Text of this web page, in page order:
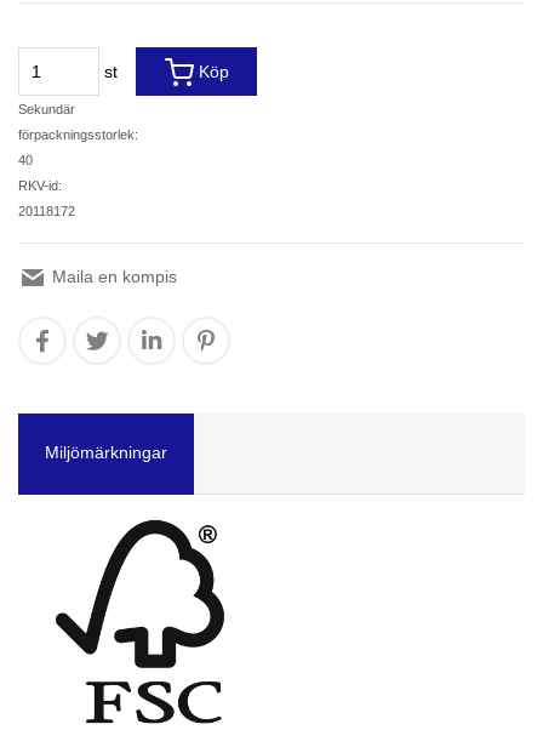
st
Sekundär
förpackningsstorlek:
40
RKV-id:
20118172
Köp
Maila en kompis
Miljömärkningar